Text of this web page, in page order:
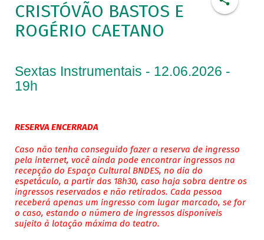
CRISTÓVÃO BASTOS E
ROGÉRIO CAETANO
Sextas Instrumentais - 12.06.2026 -
19h
RESERVA ENCERRADA
Caso não tenha conseguido fazer a reserva de ingresso
pela internet, você ainda pode encontrar ingressos na
recepção do Espaço Cultural BNDES, no dia do
espetáculo, a partir das 18h30, caso haja sobra dentre os
ingressos reservados e não retirados. Cada pessoa
receberá apenas um ingresso com lugar marcado, se for
o caso, estando o número de ingressos disponíveis
sujeito à lotação máxima do teatro.